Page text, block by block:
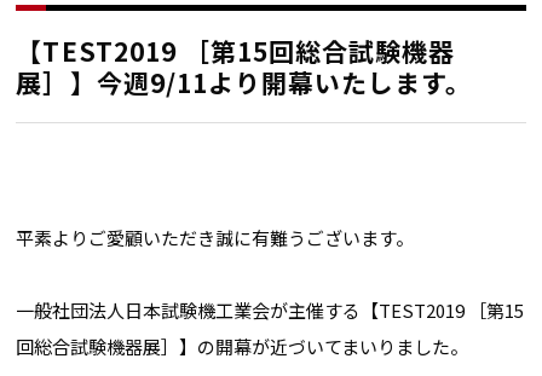
【TEST2019 ［第15回総合試験機器
展］】今週9/11より開幕いたします。
平素よりご愛顧いただき誠に有難うございます。
一般社団法人日本試験機工業会が主催する【TEST2019 ［第15
回総合試験機器展］】の開幕が近づいてまいりました。